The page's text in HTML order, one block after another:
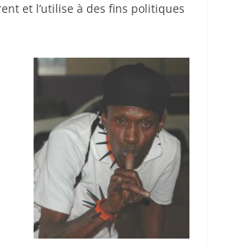
et l’utilise à des fins politiques